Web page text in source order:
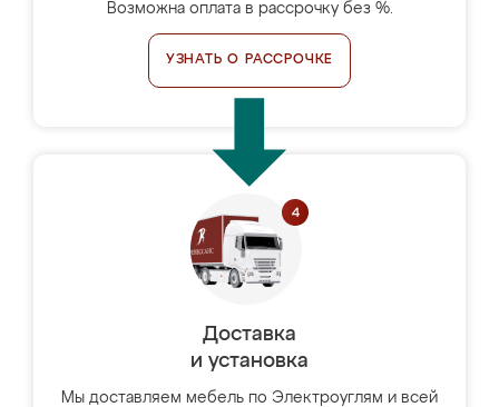
Возможна оплата в рассрочку без %.
УЗНАТЬ О РАССРОЧКЕ
Доставка
и установка
Мы доставляем мебель по Электроуглям и всей